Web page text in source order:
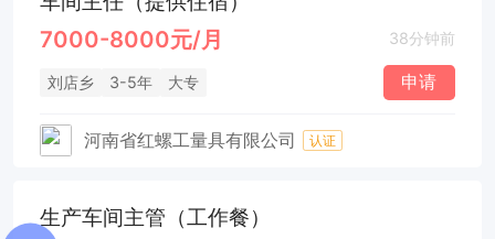
7000-8000元/月 38分钟前
刘店乡 3-5年 大专 申请
河南省红螺工量具有限公司 认证
生产车间主管（工作餐）